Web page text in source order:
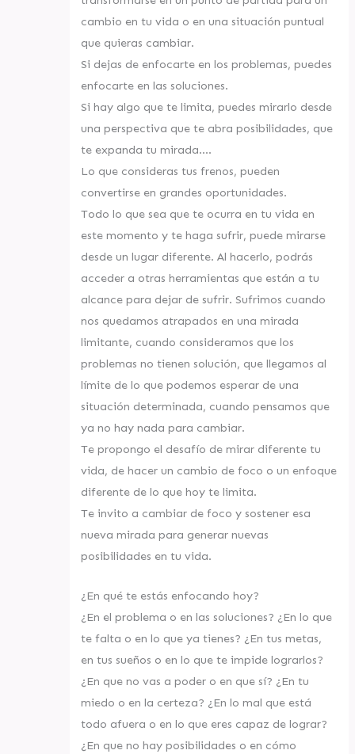
cambio en tu vida o en una situación puntual
que quieras cambiar.
Si dejas de enfocarte en los problemas, puedes
enfocarte en las soluciones.
Si hay algo que te limita, puedes mirarlo desde
una perspectiva que te abra posibilidades, que
te expanda tu mirada….
Lo que consideras tus frenos, pueden
convertirse en grandes oportunidades.
Todo lo que sea que te ocurra en tu vida en
este momento y te haga sufrir, puede mirarse
desde un lugar diferente. Al hacerlo, podrás
acceder a otras herramientas que están a tu
alcance para dejar de sufrir. Sufrimos cuando
nos quedamos atrapados en una mirada
limitante, cuando consideramos que los
problemas no tienen solución, que llegamos al
límite de lo que podemos esperar de una
situación determinada, cuando pensamos que
ya no hay nada para cambiar.
Te propongo el desafío de mirar diferente tu
vida, de hacer un cambio de foco o un enfoque
diferente de lo que hoy te limita.
Te invito a cambiar de foco y sostener esa
nueva mirada para generar nuevas
posibilidades en tu vida.
¿En qué te estás enfocando hoy?
¿En el problema o en las soluciones? ¿En lo que
te falta o en lo que ya tienes? ¿En tus metas,
en tus sueños o en lo que te impide lograrlos?
¿En que no vas a poder o en que sí? ¿En tu
miedo o en la certeza? ¿En lo mal que está
todo afuera o en lo que eres capaz de lograr?
¿En que no hay posibilidades o en cómo